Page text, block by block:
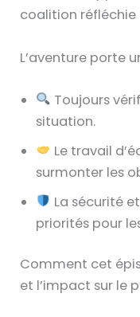
coalition réfléchie
L’aventure porte
Toujours
situation.
Le travail
surmonter les
La sécurité
priorités pour
Comment cet
et l’impact sur le